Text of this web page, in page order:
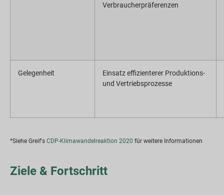
Verbraucherpräferenzen
Gelegenheit
Einsatz effizienterer Produktions-
und Vertriebsprozesse
*Siehe Greif's CDP-Klimawandelreaktion 2020 für weitere Informationen
Ziele & Fortschritt